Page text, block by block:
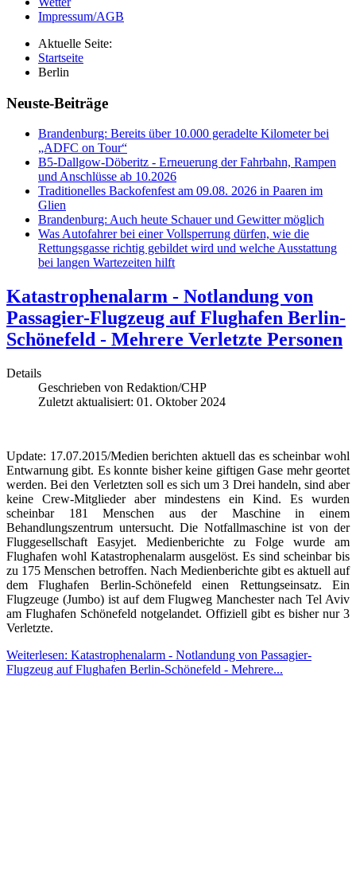
Impressum/AGB
Aktuelle Seite:
Startseite
Berlin
Neuste-Beiträge
Brandenburg: Bereits über 10.000 geradelte Kilometer bei
„ADFC on Tour“
B5-Dallgow-Döberitz - Erneuerung der Fahrbahn, Rampen
und Anschlüsse ab 10.2026
Traditionelles Backofenfest am 09.08. 2026 in Paaren im
Glien
Brandenburg: Auch heute Schauer und Gewitter möglich
Was Autofahrer bei einer Vollsperrung dürfen, wie die
Rettungsgasse richtig gebildet wird und welche Ausstattung
bei langen Wartezeiten hilft
Katastrophenalarm - Notlandung von
Passagier-Flugzeug auf Flughafen Berlin-
Schönefeld - Mehrere Verletzte Personen
Details
Geschrieben von Redaktion/CHP
Zuletzt aktualisiert: 01. Oktober 2024
Update: 17.07.2015/Medien berichten aktuell das es scheinbar wohl
Entwarnung gibt. Es konnte bisher keine giftigen Gase mehr geortet
werden. Bei den Verletzten soll es sich um 3 Drei handeln, sind aber
keine Crew-Mitglieder aber mindestens ein Kind. Es wurden
scheinbar 181 Menschen aus der Maschine in einem
Behandlungszentrum untersucht. Die Notfallmaschine ist von der
Fluggesellschaft Easyjet. Medienberichte zu Folge wurde am
Flughafen wohl Katastrophenalarm ausgelöst. Es sind scheinbar bis
zu 175 Menschen betroffen. Nach Medienberichte gibt es aktuell auf
dem Flughafen Berlin-Schönefeld einen Rettungseinsatz. Ein
Flugzeuge (Jumbo) ist auf dem Flugweg Manchester nach Tel Aviv
am Flughafen Schönefeld notgelandet. Offiziell gibt es bisher nur 3
Verletzte.
Weiterlesen: Katastrophenalarm - Notlandung von Passagier-
Flugzeug auf Flughafen Berlin-Schönefeld - Mehrere...